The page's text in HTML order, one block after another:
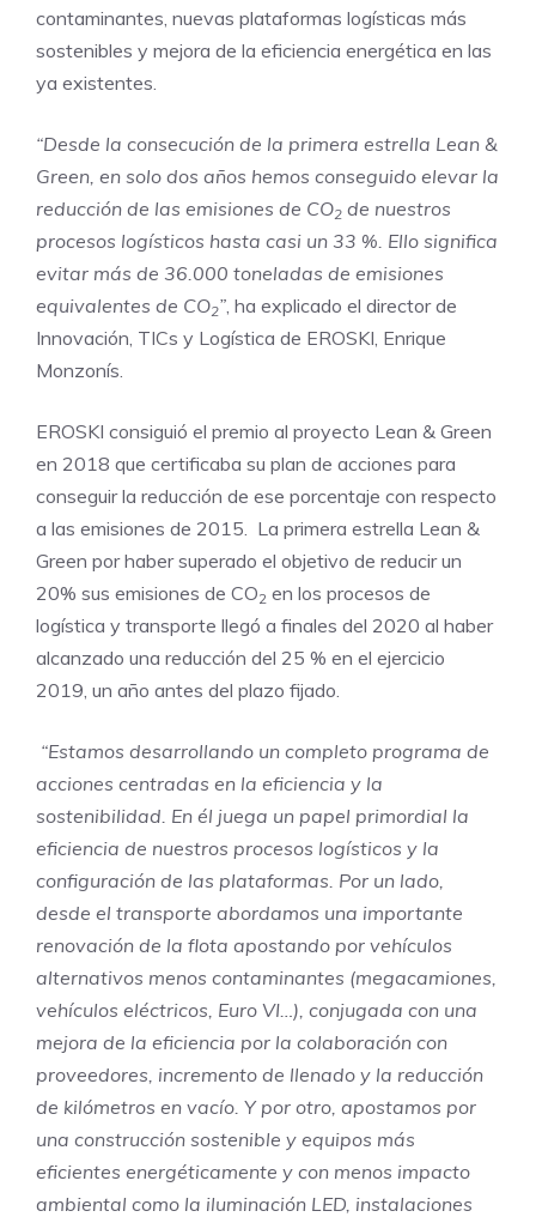
contaminantes, nuevas plataformas logísticas más
sostenibles y mejora de la eficiencia energética en las
ya existentes.
“Desde la consecución de la primera estrella Lean &
Green, en solo dos años hemos conseguido elevar la
reducción de las emisiones de CO2 de nuestros
procesos logísticos hasta casi un 33 %. Ello significa
evitar más de 36.000 toneladas de emisiones
equivalentes de CO2”, ha explicado el director de
Innovación, TICs y Logística de EROSKI, Enrique
Monzonís.
EROSKI consiguió el premio al proyecto Lean & Green
en 2018 que certificaba su plan de acciones para
conseguir la reducción de ese porcentaje con respecto
a las emisiones de 2015. La primera estrella Lean &
Green por haber superado el objetivo de reducir un
20% sus emisiones de CO2 en los procesos de
logística y transporte llegó a finales del 2020 al haber
alcanzado una reducción del 25 % en el ejercicio
2019, un año antes del plazo fijado.
“Estamos desarrollando un completo programa de
acciones centradas en la eficiencia y la
sostenibilidad. En él juega un papel primordial la
eficiencia de nuestros procesos logísticos y la
configuración de las plataformas. Por un lado,
desde el transporte abordamos una importante
renovación de la flota apostando por vehículos
alternativos menos contaminantes (megacamiones,
vehículos eléctricos, Euro VI…), conjugada con una
mejora de la eficiencia por la colaboración con
proveedores, incremento de llenado y la reducción
de kilómetros en vacío. Y por otro, apostamos por
una construcción sostenible y equipos más
eficientes energéticamente y con menos impacto
ambiental como la iluminación LED, instalaciones